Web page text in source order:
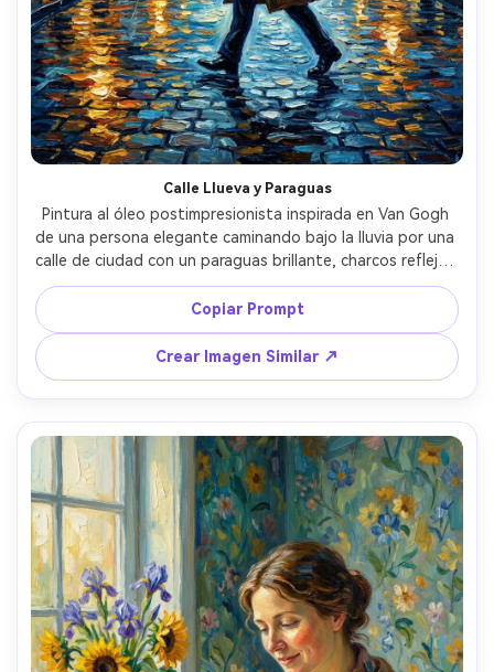
Calle Llueva y Paraguas
Pintura al óleo postimpresionista inspirada en Van Gogh
de una persona elegante caminando bajo la lluvia por una
calle de ciudad con un paraguas brillante, charcos reflejan
faroles como pinceladas brillantes, nubes dramáticas
giratorias, adoquines húmedos pintados con impasto
grueso, azules saturados y reflejos cálidos ámbar,
ambiente cinematográfico, silueta fuerte, composición
diagonal dinámica, pincelada muy detallada --ar 4:5
Copiar Prompt
Crear Imagen Similar ↗